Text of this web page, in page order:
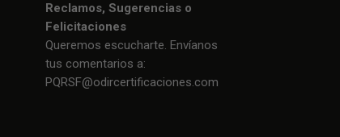
Reclamos, Sugerencias o
Felicitaciones
Queremos escucharte. Envíanos
tus comentarios a:
PQRSF@odircertificaciones.com